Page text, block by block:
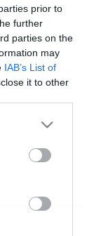
prior to
further
parties on the
may
IAB’s List of
it to other
Google
may click to
tags to
Google
– Τι θα
Οι
στην
σε σχέση με